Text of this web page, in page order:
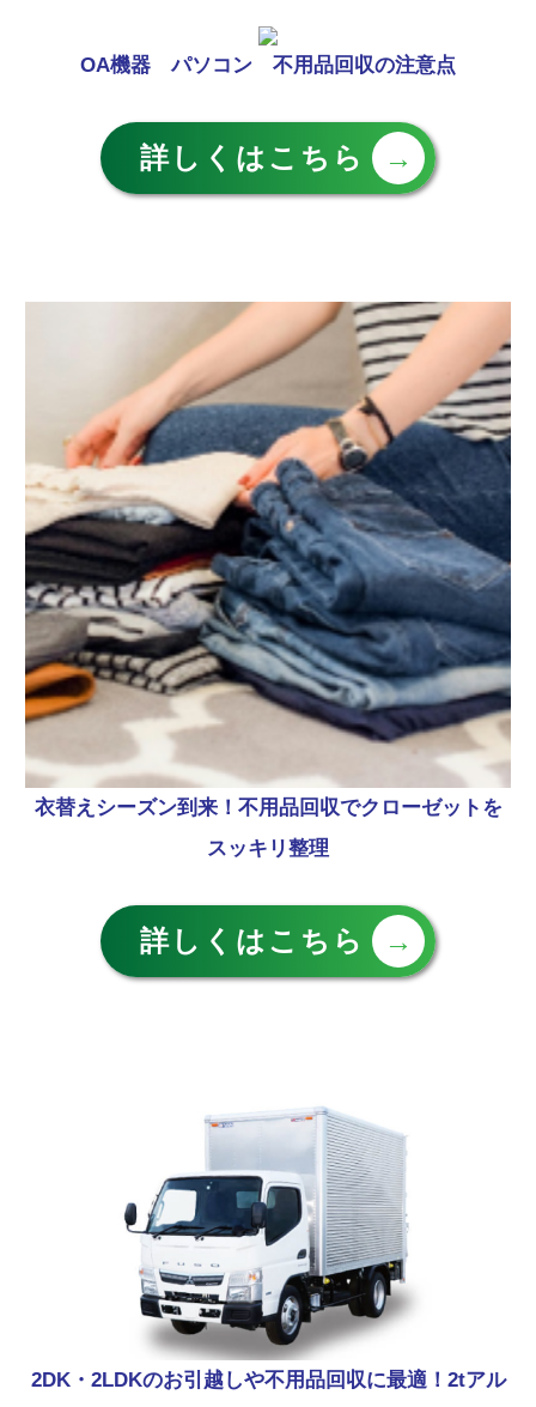
OA機器 パソコン 不用品回収の注意点
詳しくはこちら→
衣替えシーズン到来！不用品回収でクローゼットを
スッキリ整理
詳しくはこちら→
2DK・2LDKのお引越しや不用品回収に最適！2tアル